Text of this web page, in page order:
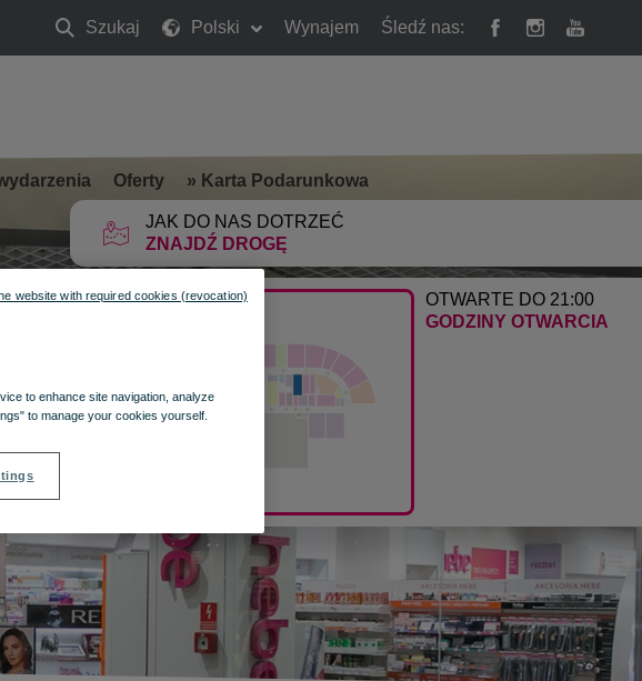
Szukaj
Szukaj
Polski Wynajem Śledź nas:
JAK DO NAS DOTRZEĆ
ZNAJDŹ DROGĘ
OTWARTE DO 21:00
GODZINY OTWARCIA
Oferty » Karta Podarunkowa
to enhance site navigation, analyze
to manage your cookies yourself.
website with required cookies (revocation)